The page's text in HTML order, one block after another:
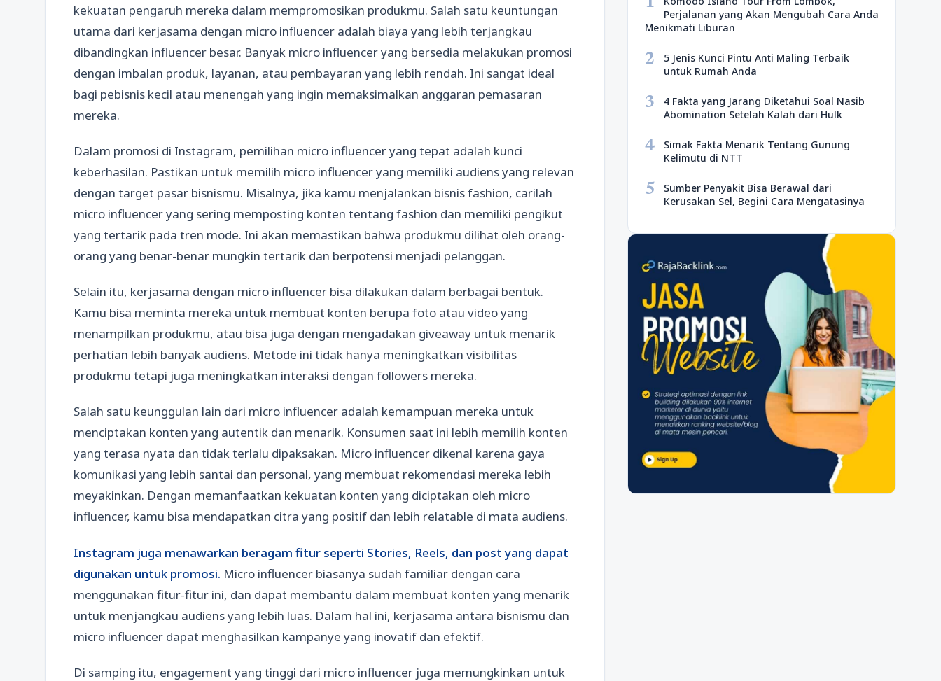
kekuatan pengaruh mereka dalam mempromosikan produkmu. Salah satu keuntungan
utama dari kerjasama dengan micro influencer adalah biaya yang lebih terjangkau
dibandingkan influencer besar. Banyak micro influencer yang bersedia melakukan promosi
dengan imbalan produk, layanan, atau pembayaran yang lebih rendah. Ini sangat ideal
bagi pebisnis kecil atau menengah yang ingin memaksimalkan anggaran pemasaran
mereka.
Dalam promosi di Instagram, pemilihan micro influencer yang tepat adalah kunci
keberhasilan. Pastikan untuk memilih micro influencer yang memiliki audiens yang relevan
dengan target pasar bisnismu. Misalnya, jika kamu menjalankan bisnis fashion, carilah
micro influencer yang sering memposting konten tentang fashion dan memiliki pengikut
yang tertarik pada tren mode. Ini akan memastikan bahwa produkmu dilihat oleh orang-
orang yang benar-benar mungkin tertarik dan berpotensi menjadi pelanggan.
Selain itu, kerjasama dengan micro influencer bisa dilakukan dalam berbagai bentuk.
Kamu bisa meminta mereka untuk membuat konten berupa foto atau video yang
menampilkan produkmu, atau bisa juga dengan mengadakan giveaway untuk menarik
perhatian lebih banyak audiens. Metode ini tidak hanya meningkatkan visibilitas
produkmu tetapi juga meningkatkan interaksi dengan followers mereka.
Salah satu keunggulan lain dari micro influencer adalah kemampuan mereka untuk
menciptakan konten yang autentik dan menarik. Konsumen saat ini lebih memilih konten
yang terasa nyata dan tidak terlalu dipaksakan. Micro influencer dikenal karena gaya
komunikasi yang lebih santai dan personal, yang membuat rekomendasi mereka lebih
meyakinkan. Dengan memanfaatkan kekuatan konten yang diciptakan oleh micro
influencer, kamu bisa mendapatkan citra yang positif dan lebih relatable di mata audiens.
Instagram juga menawarkan beragam fitur seperti Stories, Reels, dan post yang dapat
digunakan untuk promosi. Micro influencer biasanya sudah familiar dengan cara
menggunakan fitur-fitur ini, dan dapat membantu dalam membuat konten yang menarik
untuk menjangkau audiens yang lebih luas. Dalam hal ini, kerjasama antara bisnismu dan
micro influencer dapat menghasilkan kampanye yang inovatif dan efektif.
Di samping itu, engagement yang tinggi dari micro influencer juga memungkinkan untuk
Perjalanan yang Akan Mengubah Cara Anda
Menikmati Liburan
2
5 Jenis Kunci Pintu Anti Maling Terbaik
untuk Rumah Anda
3
4 Fakta yang Jarang Diketahui Soal Nasib
Abomination Setelah Kalah dari Hulk
4
Simak Fakta Menarik Tentang Gunung
Kelimutu di NTT
5
Sumber Penyakit Bisa Berawal dari
Kerusakan Sel, Begini Cara Mengatasinya